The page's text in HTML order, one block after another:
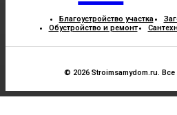
Благоустройство участка
Обустройство и ремонт
© 2026 Stroimsamydom.ru.